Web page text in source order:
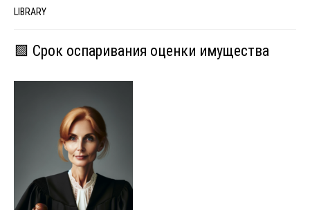
LIBRARY
🟩 Срок оспаривания оценки имущества